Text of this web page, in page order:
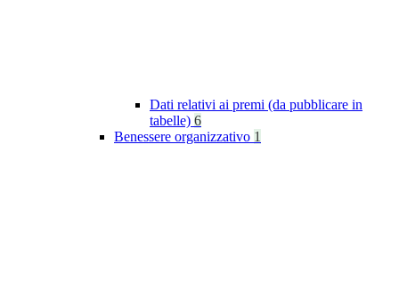
Dati relativi ai premi (da pubblicare in
tabelle) 6
Benessere organizzativo 1